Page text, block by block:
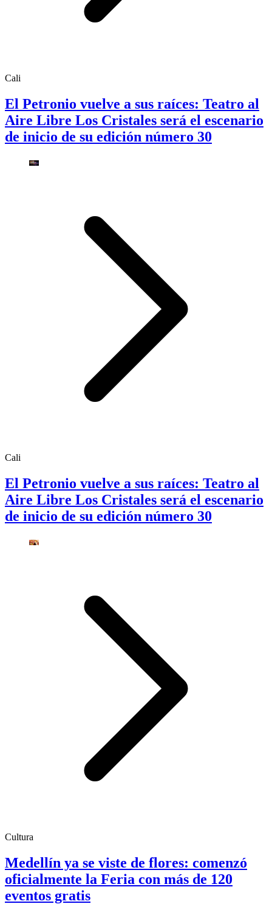
Cali
El Petronio vuelve a sus raíces: Teatro al
Aire Libre Los Cristales será el escenario
de inicio de su edición número 30
Cali
El Petronio vuelve a sus raíces: Teatro al
Aire Libre Los Cristales será el escenario
de inicio de su edición número 30
Cultura
Medellín ya se viste de flores: comenzó
oficialmente la Feria con más de 120
eventos gratis